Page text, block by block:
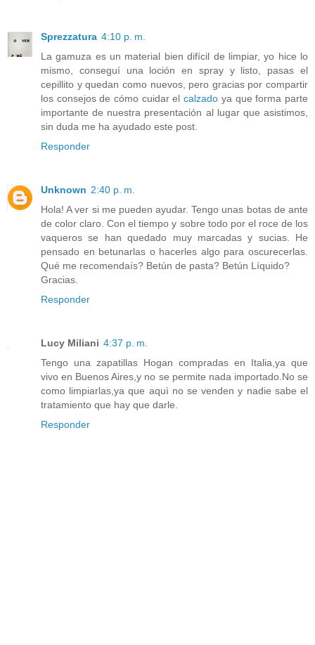
Sprezzatura 4:10 p. m.
La gamuza es un material bien difícil de limpiar, yo hice lo
mismo, conseguí una loción en spray y listo, pasas el
cepillito y quedan como nuevos, pero gracias por compartir
los consejos de cómo cuidar elcalzado ya que forma parte
importante de nuestra presentación al lugar que asistimos,
sin duda me ha ayudado este post.
Responder
Unknown 2:40 p. m.
Hola! A ver si me pueden ayudar. Tengo unas botas de ante
de color claro. Con el tiempo y sobre todo por el roce de los
vaqueros se han quedado muy marcadas y sucias. He
pensado en betunarlas o hacerles algo para oscurecerlas.
Qué me recomendaís? Betún de pasta? Betún Líquido?
Gracias.
Responder
Lucy Miliani 4:37 p. m.
Tengo una zapatillas Hogan compradas en Italia,ya que
vivo en Buenos Aires,y no se permite nada importado.No se
como limpiarlas,ya que aquì no se venden y nadie sabe el
tratamiento que hay que darle.
Responder